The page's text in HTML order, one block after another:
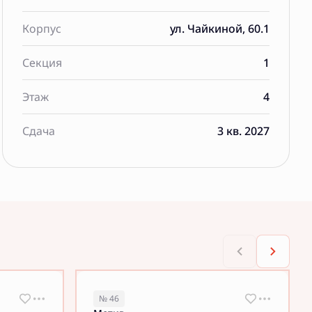
Корпус ул. Чайкиной, 60.1
Секция 1
Этаж 4
Сдача 3 кв. 2027
№ 46